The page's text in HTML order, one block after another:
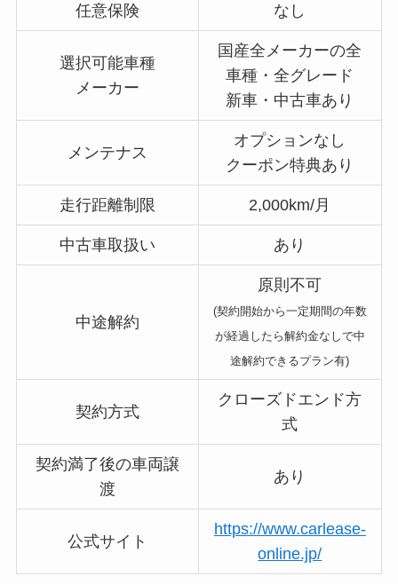
任意保険 なし
選択可能車種
メーカー
国産全メーカーの全
車種・全グレード
新車・中古車あり
メンテナス
オプションなし
クーポン特典あり
走行距離制限 2,000km/月
中古車取扱い あり
中途解約
原則不可
(契約開始から一定期間の年数
が経過したら解約金なしで中
途解約できるプラン有)
契約方式
クローズドエンド方
式
契約満了後の車両譲
渡
あり
公式サイト
https://www.carlease-
online.jp/